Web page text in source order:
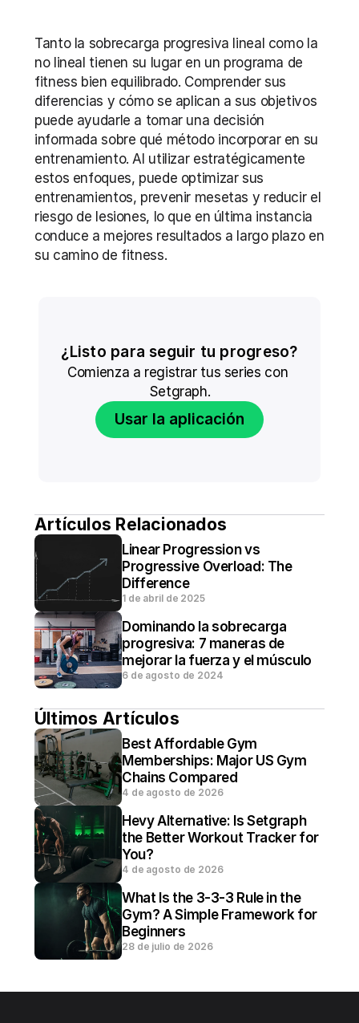
Tanto la sobrecarga progresiva lineal como la
no lineal tienen su lugar en un programa de
fitness bien equilibrado. Comprender sus
diferencias y cómo se aplican a sus objetivos
puede ayudarle a tomar una decisión
informada sobre qué método incorporar en su
entrenamiento. Al utilizar estratégicamente
estos enfoques, puede optimizar sus
entrenamientos, prevenir mesetas y reducir el
riesgo de lesiones, lo que en última instancia
conduce a mejores resultados a largo plazo en
su camino de fitness.
¿Listo para seguir tu progreso?
Comienza a registrar tus series con
Setgraph.
Usar la aplicación
Artículos Relacionados
Linear Progression vs
Progressive Overload: The
Difference
1 de abril de 2025
Dominando la sobrecarga
progresiva: 7 maneras de
mejorar la fuerza y el músculo
6 de agosto de 2024
Últimos Artículos
Best Affordable Gym
Memberships: Major US Gym
Chains Compared
4 de agosto de 2026
Hevy Alternative: Is Setgraph
the Better Workout Tracker for
You?
4 de agosto de 2026
What Is the 3-3-3 Rule in the
Gym? A Simple Framework for
Beginners
28 de julio de 2026